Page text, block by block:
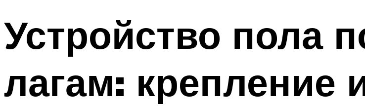
Устройство пола
лагам: крепление